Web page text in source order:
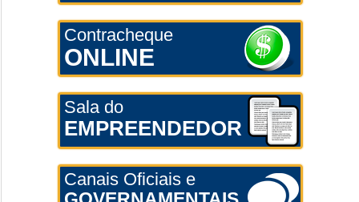
Contracheque
ONLINE
Sala do
EMPREENDEDOR
Canais Oficiais e